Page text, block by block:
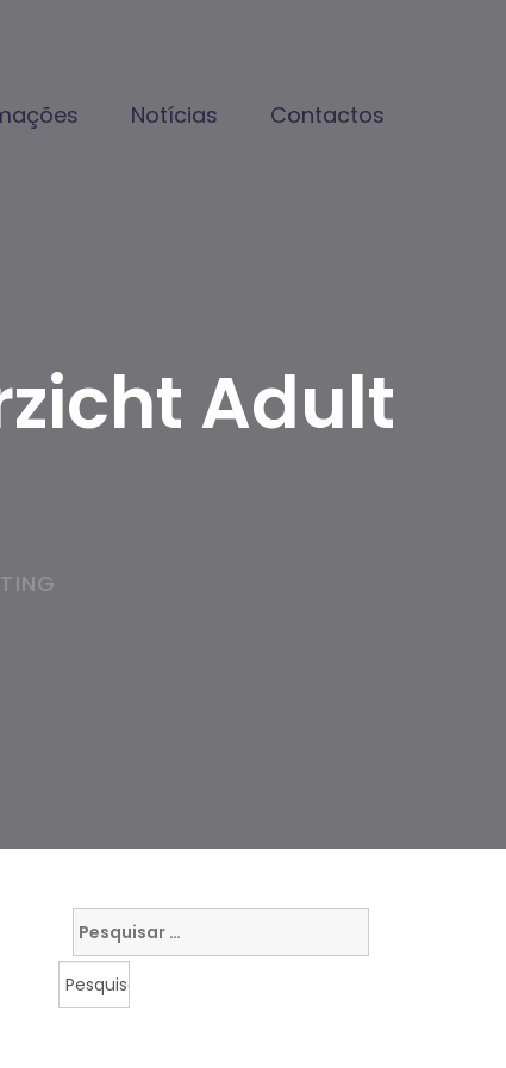
Notícias Contactos
Adult
Pesquisar
por: